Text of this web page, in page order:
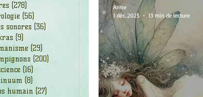
(278)
(56)
sonores (36)
(9)
(29)
(200)
(16)
(8)
humain (27)
Fleurs Fleurs de Bach
Ogham Petit Peuple
Anne
1 déc. 2025
13 min de lecture